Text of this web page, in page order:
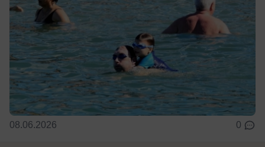
08.06.2026 0